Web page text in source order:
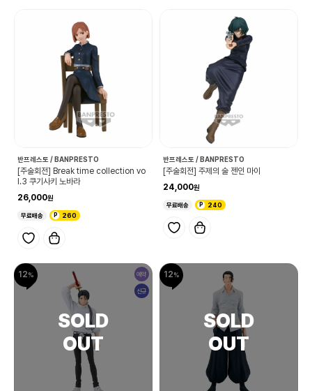
반프레스토 / BANPRESTO
[주술회전] Break time collection vo
l.3 쿠기사키 노바라
26,000
무료배송 260
반프레스토 / BANPRESTO
[주술회전] 주제의 술 젠인 마이
24,000
무료배송 240
12 예약
신규
12